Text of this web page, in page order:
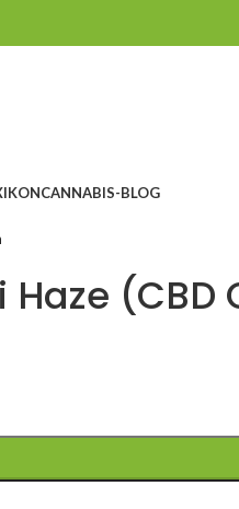
CANNABIS-BLOG
Haze